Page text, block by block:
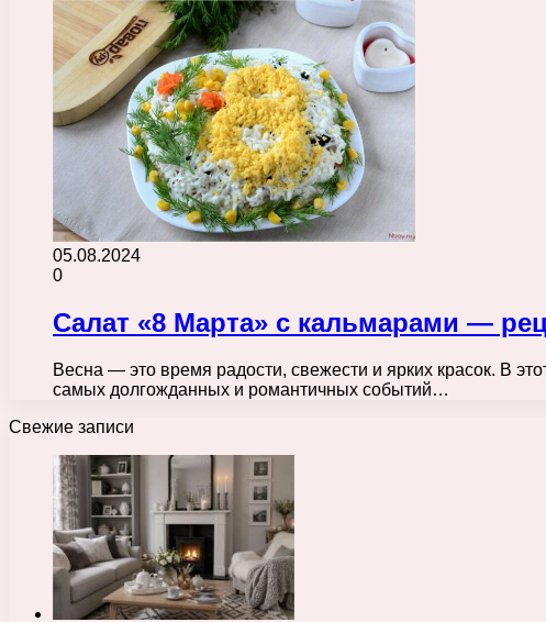
05.08.2024
0
Салат «8 Марта» с кальмарами —
Весна — это время радости, свежести и ярких красок. В
самых долгожданных и романтичных событий…
Свежие записи